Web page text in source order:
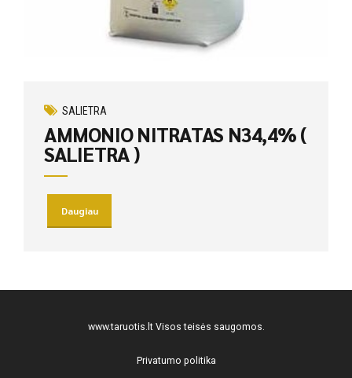
SALIETRA
AMMONIO NITRATAS N34,4% (
SALIETRA )
Daugiau
www.taruotis.ltVisos teisės saugomos.
Privatumo politika